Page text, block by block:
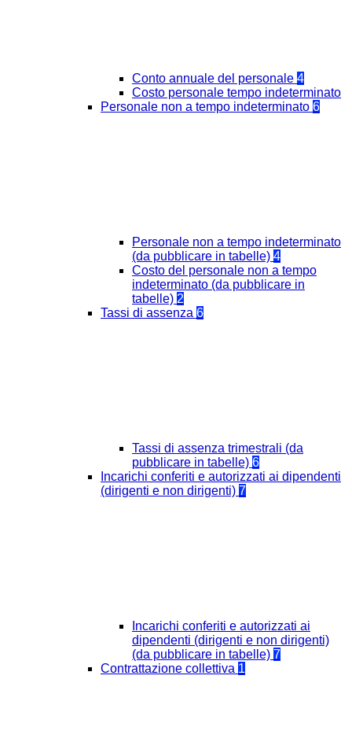
Conto annuale del personale 4
Costo personale tempo indeterminato
Personale non a tempo indeterminato 6
Personale non a tempo indeterminato
(da pubblicare in tabelle) 4
Costo del personale non a tempo
indeterminato (da pubblicare in
tabelle) 2
Tassi di assenza 6
Tassi di assenza trimestrali (da
pubblicare in tabelle) 6
Incarichi conferiti e autorizzati ai dipendenti
(dirigenti e non dirigenti) 7
Incarichi conferiti e autorizzati ai
dipendenti (dirigenti e non dirigenti)
(da pubblicare in tabelle) 7
Contrattazione collettiva 1